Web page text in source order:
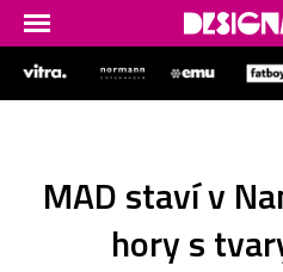
MAD staví v
hory s